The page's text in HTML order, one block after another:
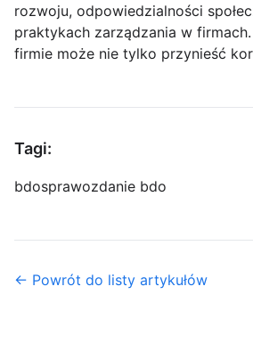
rozwoju, odpowiedzialności
praktykach zarządzania w
firmie może nie tylko przynieść
Tagi:
bdosprawozdanie bdo
← Powrót do listy artykułów